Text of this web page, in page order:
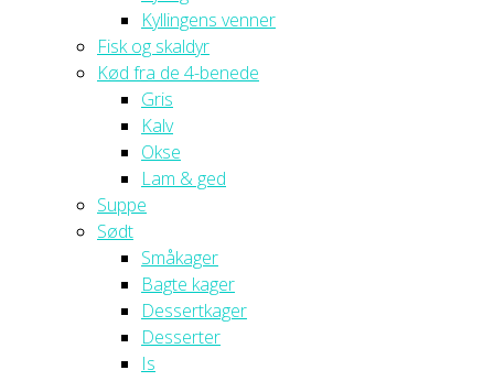
Kyllingens venner
Fisk og skaldyr
Kød fra de 4-benede
Gris
Kalv
Okse
Lam & ged
Suppe
Sødt
Småkager
Bagte kager
Dessertkager
Desserter
Is